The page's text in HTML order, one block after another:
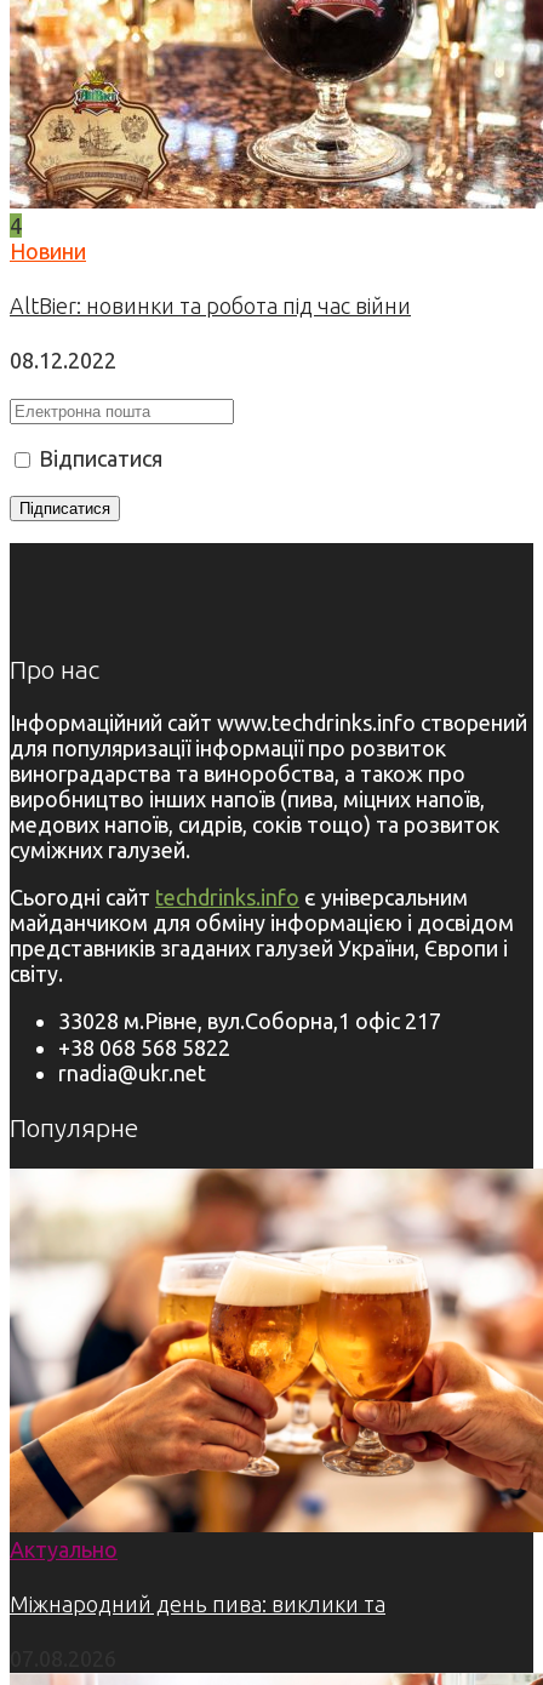
4
Новини
AltBier: новинки та робота під час війни
08.12.2022
Відписатися
Про нас
Інформаційний сайт www.techdrinks.info створений
для популяризації інформації про розвиток
виноградарства та виноробства, а також про
виробництво інших напоїв (пива, міцних напоїв,
медових напоїв, сидрів, соків тощо) та розвиток
суміжних галузей.
Сьогодні сайт techdrinks.info є універсальним
майданчиком для обміну інформацією і досвідом
представників згаданих галузей України, Європи і
світу.
33028 м.Рівне, вул.Соборна,1 офіс 217
+38 068 568 5822
rnadia@ukr.net
Популярне
Актуально
Міжнародний день пива: виклики та